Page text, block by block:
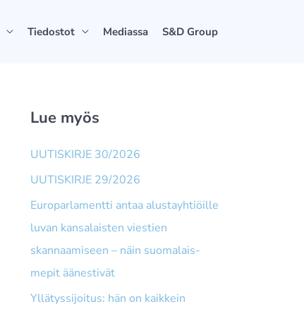
Tiedostot Mediassa S&D Group
Lue myös
UUTISKIRJE 30/2026
UUTISKIRJE 29/2026
Europarlamentti antaa alusta­yhtiöille
luvan kansalaisten viestien
skannaamiseen – näin suomalais­
mepit äänestivät
Yllätyssijoitus: hän on kaikkein